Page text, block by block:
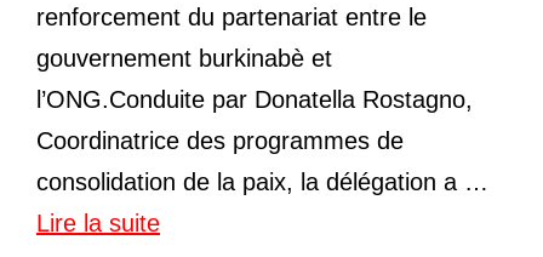
renforcement du partenariat entre le
gouvernement burkinabè et
l’ONG.Conduite par Donatella Rostagno,
Coordinatrice des programmes de
consolidation de la paix, la délégation a …
Lire la suite